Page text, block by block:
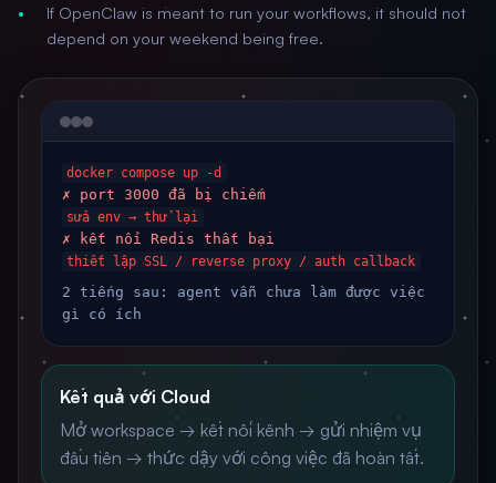
If OpenClaw is meant to run your workflows, it should not
depend on your weekend being free.
docker compose up -d
✗ port 3000 đã bị chiếm
sửa env → thử lại
✗ kết nối Redis thất bại
thiết lập SSL / reverse proxy / auth callback
2 tiếng sau: agent vẫn chưa làm được việc
gì có ích
Kết quả với Cloud
Mở workspace → kết nối kênh → gửi nhiệm vụ
đầu tiên → thức dậy với công việc đã hoàn tất.